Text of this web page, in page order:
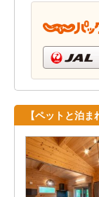
【ペットと泊